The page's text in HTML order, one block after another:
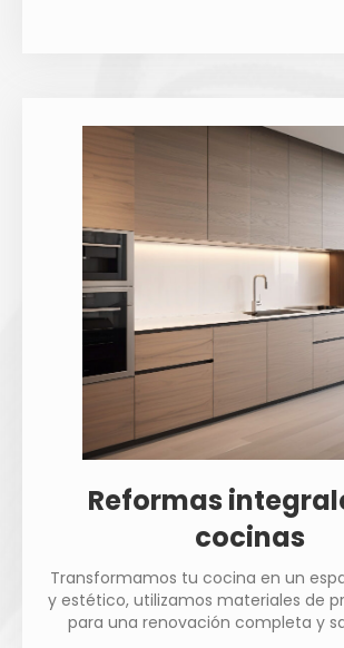
Reformas
cocinas
Transformamos tu cocina en un
y estético, utilizamos materiales de
para una renovación completa y